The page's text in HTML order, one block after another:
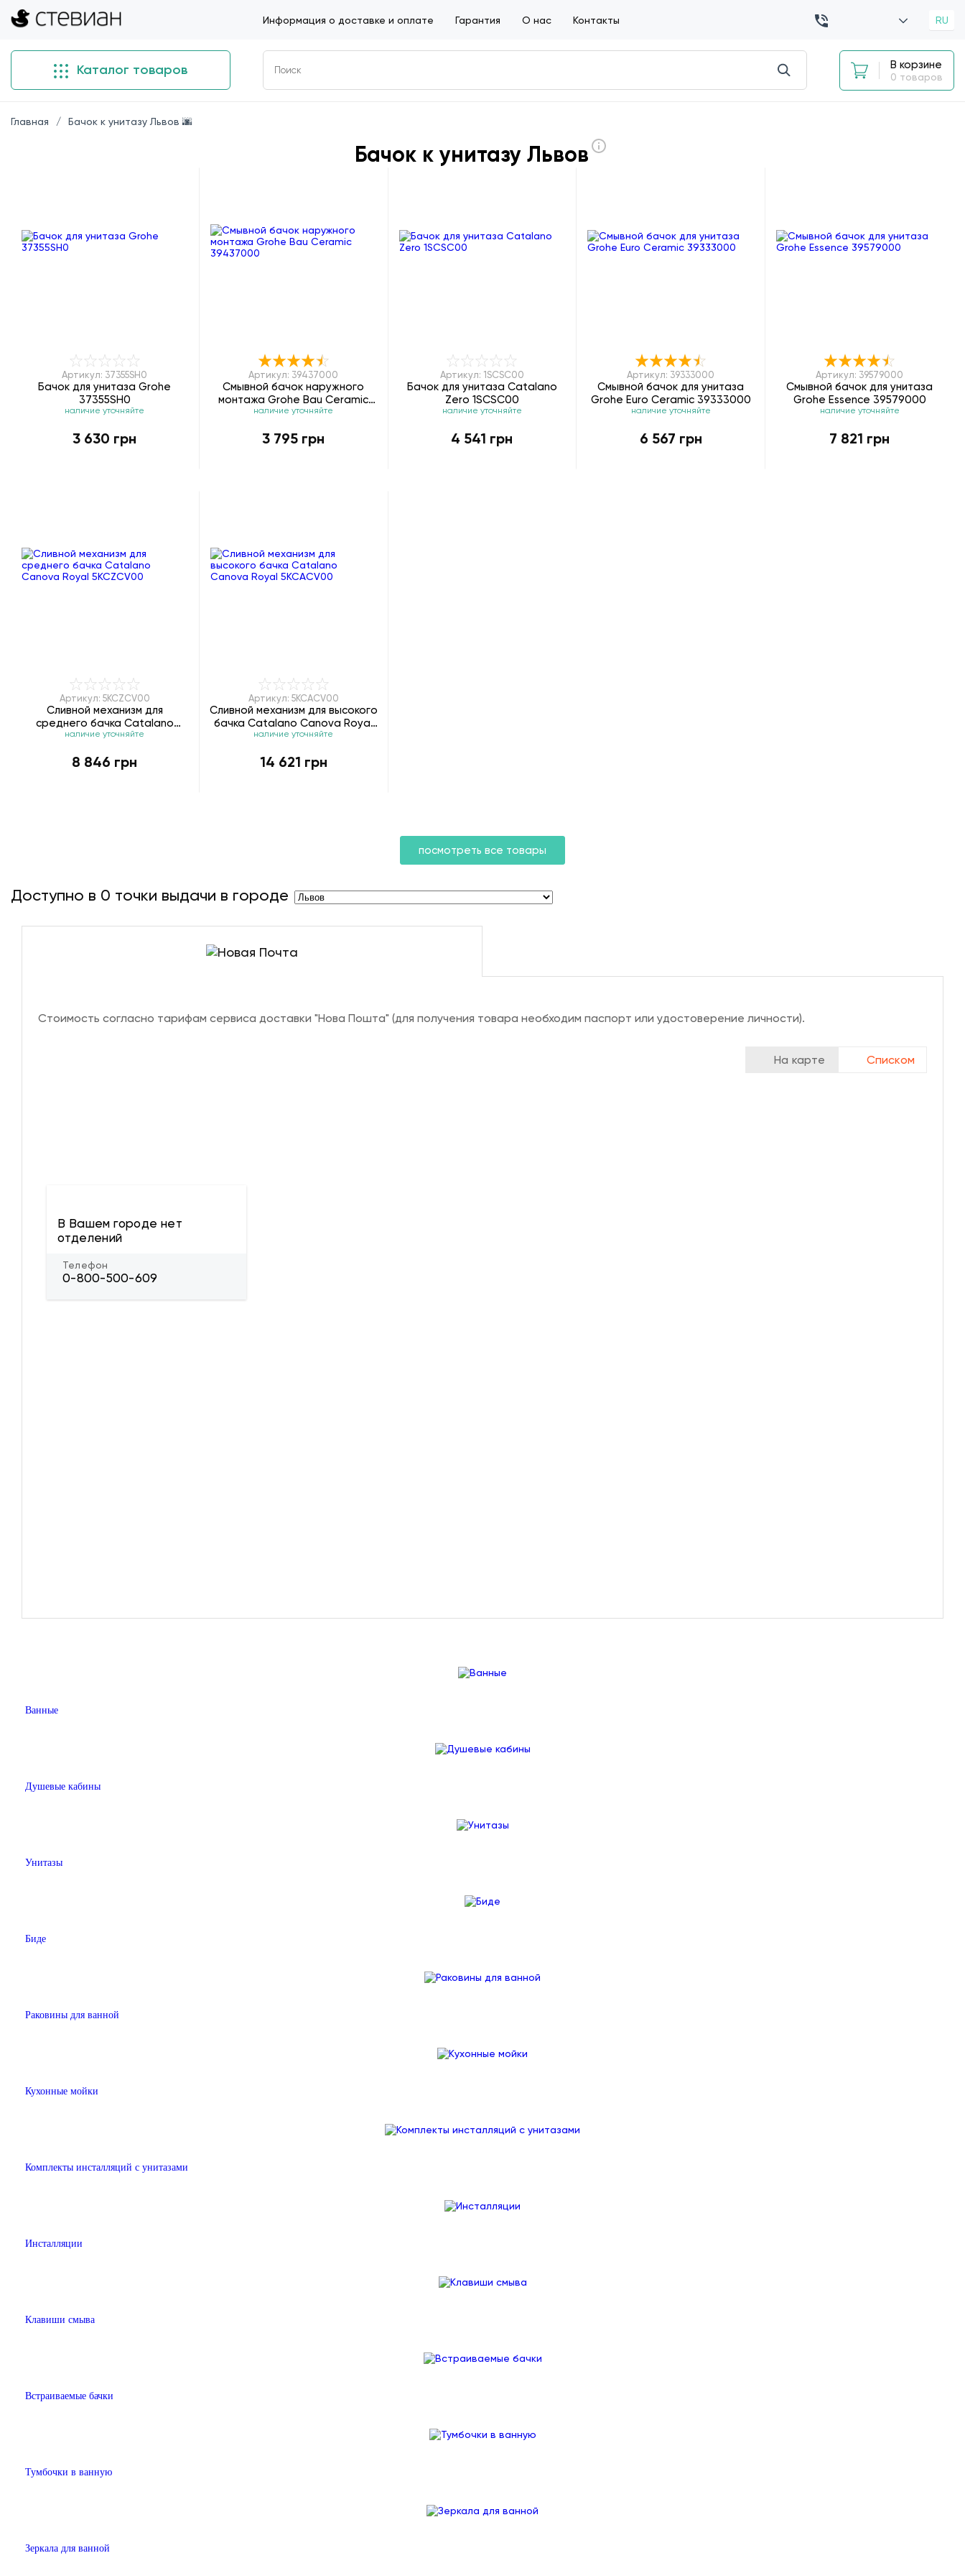
Информация о доставке и оплате Гарантия О нас Контакты RU
Каталог товаров В корзине
0 товаров
Главная Бачок к унитазу Львов 🌆
Бачок к унитазу Львов
Артикул: 37355SH0
Бачок для унитаза Grohe
37355SH0
наличие уточняйте
3 630 грн
Артикул: 39437000
Смывной бачок наружного
монтажа Grohe Bau Ceramic
39437000
наличие уточняйте
3 795 грн
Артикул: 1SCSC00
Бачок для унитаза Catalano
Zero 1SCSC00
наличие уточняйте
4 541 грн
Артикул: 39333000
Смывной бачок для унитаза
Grohe Euro Ceramic 39333000
наличие уточняйте
6 567 грн
Артикул: 39579000
Смывной бачок для унитаза
Grohe Essence 39579000
наличие уточняйте
7 821 грн
Артикул: 5KCZCV00
Сливной механизм для
среднего бачка Catalano
Canova Royal 5KCZCV00
наличие уточняйте
8 846 грн
Артикул: 5KCACV00
Сливной механизм для высокого
бачка Catalano Canova Royal
5KCACV00
наличие уточняйте
14 621 грн
посмотреть все товары
Доступно в 0 точки выдачи в городе
Стоимость согласно тарифам сервиса доставки "Нова Пошта" (для получения товара необходим паспорт или удостоверение личности).
На карте Списком
В Вашем городе нет
отделений
Телефон
0-800-500-609
Ванные
Душевые кабины
Унитазы
Биде
Раковины для ванной
Кухонные мойки
Комплекты инсталляций с унитазами
Инсталляции
Клавиши смыва
Встраиваемые бачки
Тумбочки в ванную
Зеркала для ванной